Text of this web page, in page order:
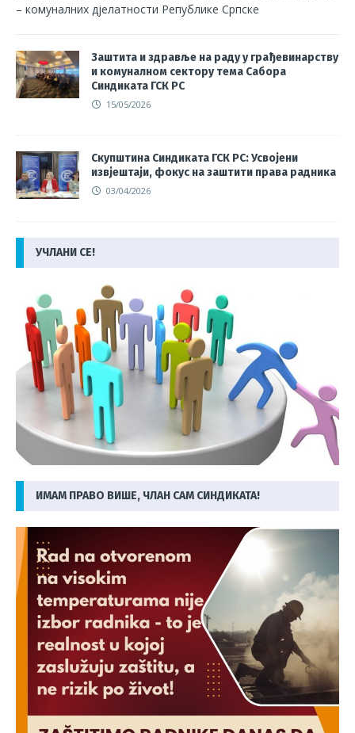
– комуналних дјелатности Републике Српске
Заштита и здравље на раду у грађевинарству
и комуналном сектору тема Сабора
Синдиката ГСК РС
15/05/2026
Скупштина Синдиката ГСК РС: Усвојени
извјештаји, фокус на заштити права радника
03/04/2026
УЧЛАНИ СЕ!
ИМАМ ПРАВО ВИШЕ, ЧЛАН САМ СИНДИКАТА!